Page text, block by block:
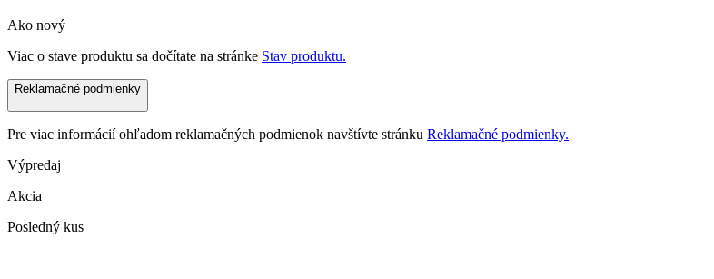
Ako nový
Viac o stave produktu sa dočítate na stránke Stav produktu.
Reklamačné podmienky
Pre viac informácií ohľadom reklamačných podmienok navštívte stránku Reklamačné podmienky.
Výpredaj
Akcia
Posledný kus